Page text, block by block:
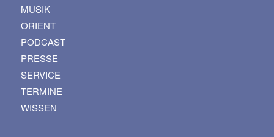
MUSIK
ORIENT
PODCAST
PRESSE
SERVICE
TERMINE
WISSEN